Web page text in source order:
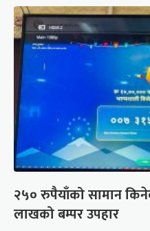
२५० रुपैयाँको सामान
लाखको बम्पर उपहार